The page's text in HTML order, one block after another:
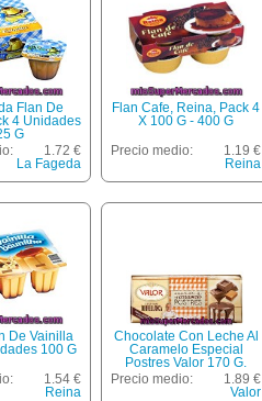
Flan De
4 Unidades
G
1.72 €
La Fageda
Flan Cafe, Reina, Pack 4
X 100 G - 400 G
Precio medio:
1.19 €
Reina
De Vainilla
100 G
1.54 €
Reina
Chocolate Con Leche Al
Caramelo Especial
Postres Valor 170 G.
Precio medio:
1.89 €
Valor